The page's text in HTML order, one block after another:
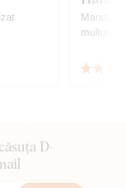
Mandala
D-